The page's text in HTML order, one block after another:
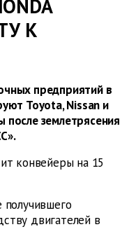
К
предприятий в
Toyota, Nissan и
землетрясения
конвейеры на 15
получившего
двигателей в